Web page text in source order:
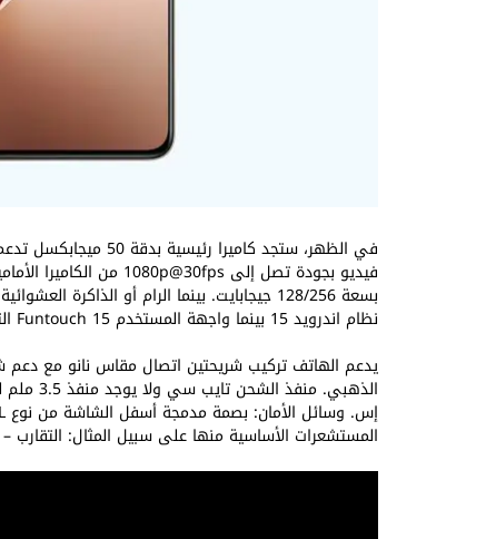
نظام اندرويد 15 بينما واجهة المستخدم Funtouch 15 التي تحتوي على مميزات الذكاء الاصطناعي مثل: Circle to Search.
يدعم الهاتف تركيب شريحتين اتصال مقاس نانو مع دعم
المستشعرات الأساسية منها على سبيل المثال: التقارب